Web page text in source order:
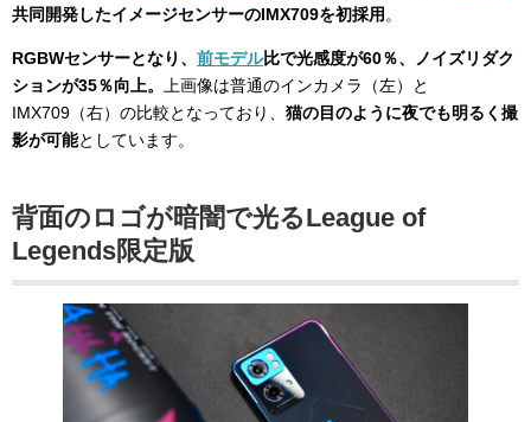
共同開発したイメージセンサーのIMX709を初採用 。
RGBWセンサーとなり、 前モデル比で光感度が60％、ノイズリダク
ションが35％向上。
上画像は普通のインカメラ（左）と
IMX709（右）の比較となっており、 猫の目のように夜でも明るく撮
影が可能としています。
背面のロゴが暗闇で光るLeague of
Legends限定版